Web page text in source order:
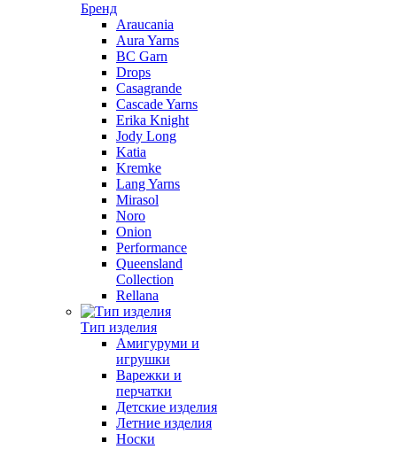
Бренд
Araucania
Aura Yarns
BC Garn
Drops
Casagrande
Cascade Yarns
Erika Knight
Jody Long
Katia
Kremke
Lang Yarns
Mirasol
Noro
Onion
Performance
Queensland
Collection
Rellana
Тип изделия
Амигуруми и
игрушки
Варежки и
перчатки
Детские изделия
Летние изделия
Носки